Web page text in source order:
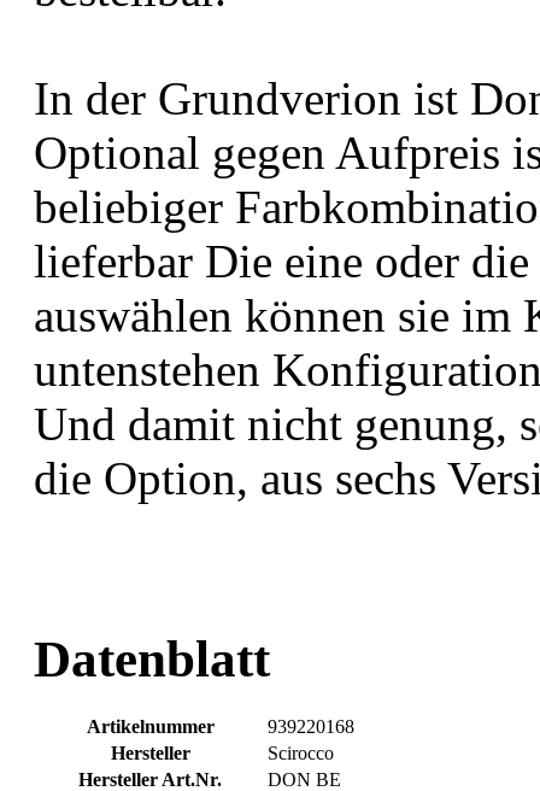
In der Grundverion ist
Optional gegen Aufpreis
beliebiger
lieferbar Die eine oder
auswählen können sie im
untenstehen
Und damit nicht genung,
die Option, aus sechs
Datenblatt
Artikelnummer
939220168
Hersteller
Scirocco
Hersteller Art.Nr.
DON BE